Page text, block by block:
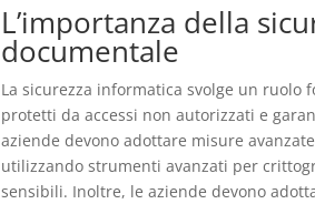
L’importanza della
documentale
La sicurezza informatica svolge un
protetti da accessi non autorizzati e
aziende devono adottare misure
utilizzando strumenti avanzati per
sensibili. Inoltre, le aziende devono